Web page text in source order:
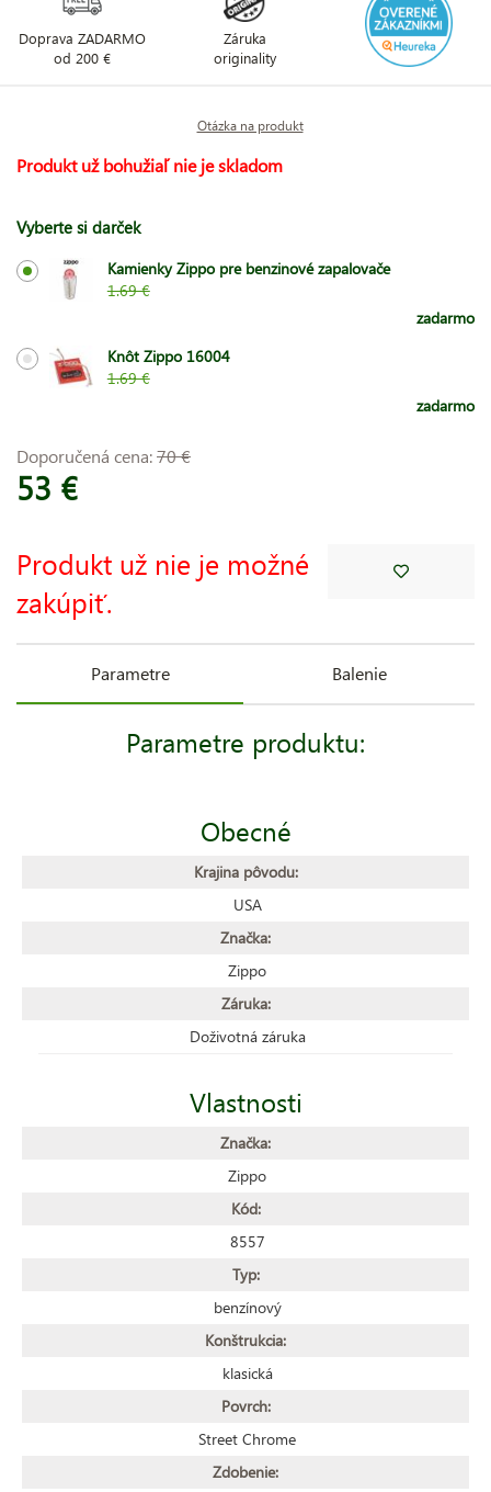
Doprava ZADARMO
od 200 €
Záruka
originality
Otázka na produkt
Produkt už bohužiaľ nie je skladom
Vyberte si darček
Kamienky Zippo pre benzinové zapalovače
1.69 €
zadarmo
Knôt Zippo 16004
1.69 €
zadarmo
Doporučená cena:70 €
53 €
Produkt už nie je možné
zakúpiť.
Parametre Balenie
Parametre produktu:
Obecné
Krajina pôvodu:
USA
Značka:
Zippo
Záruka:
Doživotná záruka
Vlastnosti
Značka:
Zippo
Kód:
8557
Typ:
benzínový
Konštrukcia:
klasická
Povrch:
Street Chrome
Zdobenie: